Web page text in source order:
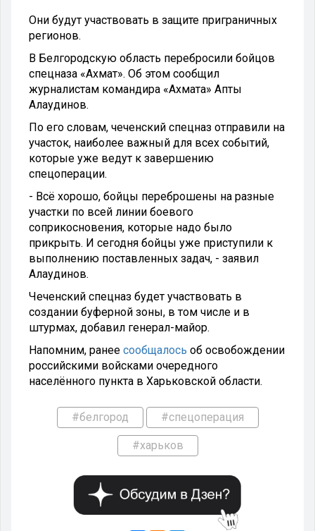
Они будут участвовать в защите приграничных
регионов.
В Белгородскую область перебросили бойцов
спецназа «Ахмат». Об этом сообщил
журналистам командира «Ахмата» Апты
Алаудинов.
По его словам, чеченский спецназ отправили на
участок, наиболее важный для всех событий,
которые уже ведут к завершению
спецоперации.
- Всё хорошо, бойцы переброшены на разные
участки по всей линии боевого
соприкосновения, которые надо было
прикрыть. И сегодня бойцы уже приступили к
выполнению поставленных задач, - заявил
Алаудинов.
Чеченский спецназ будет участвовать в
создании буферной зоны, в том числе и в
штурмах, добавил генерал-майор.
Напомним, ранее сообщалось об освобождении
российскими войсками очередного
населённого пункта в Харьковской области.
#белгород #спецоперация
#харьков